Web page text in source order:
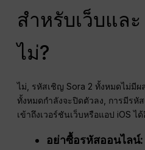
สำหรับเว็บแล
ไม่?
ไม่, รหัสเชิญ Sora 2 ทั้งหมดไม่มีผ
ทั้งหมดกำลังจะปิดตัวลง, การมีร
เข้าถึงเวอร์ชันเว็บหรือแอป iOS ไ
อย่าซื้อรหัสออนไลน์: